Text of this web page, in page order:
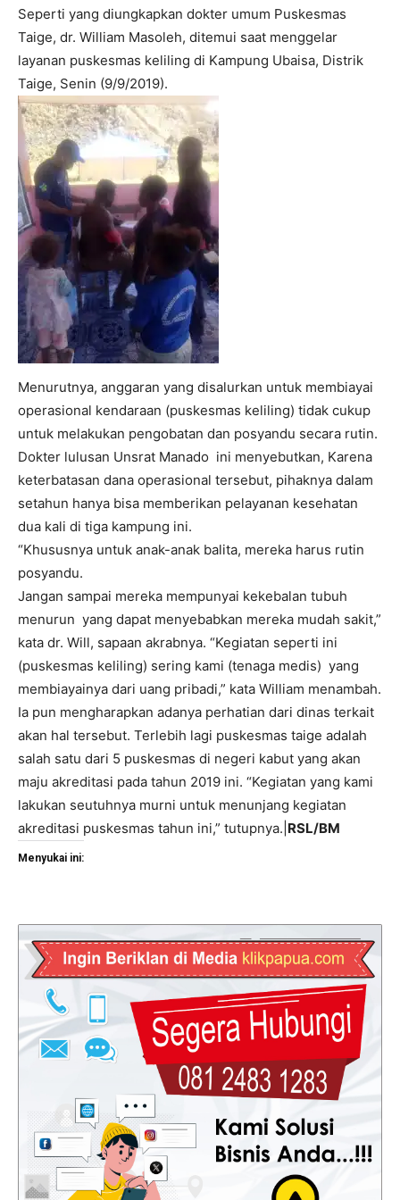
Seperti yang diungkapkan dokter umum Puskesmas
Taige, dr. William Masoleh, ditemui saat menggelar
layanan puskesmas keliling di Kampung Ubaisa, Distrik
Taige, Senin (9/9/2019).
Menurutnya, anggaran yang disalurkan untuk membiayai
operasional kendaraan (puskesmas keliling) tidak cukup
untuk melakukan pengobatan dan posyandu secara rutin.
Dokter lulusan Unsrat Manado ini menyebutkan, Karena
keterbatasan dana operasional tersebut, pihaknya dalam
setahun hanya bisa memberikan pelayanan kesehatan
dua kali di tiga kampung ini.
“Khususnya untuk anak-anak balita, mereka harus rutin
posyandu.
Jangan sampai mereka mempunyai kekebalan tubuh
menurun yang dapat menyebabkan mereka mudah sakit,”
kata dr. Will, sapaan akrabnya. “Kegiatan seperti ini
(puskesmas keliling) sering kami (tenaga medis) yang
membiayainya dari uang pribadi,” kata William menambah.
Ia pun mengharapkan adanya perhatian dari dinas terkait
akan hal tersebut. Terlebih lagi puskesmas taige adalah
salah satu dari 5 puskesmas di negeri kabut yang akan
maju akreditasi pada tahun 2019 ini. “Kegiatan yang kami
lakukan seutuhnya murni untuk menunjang kegiatan
akreditasi puskesmas tahun ini,” tutupnya.| RSL/BM
Menyukai ini: